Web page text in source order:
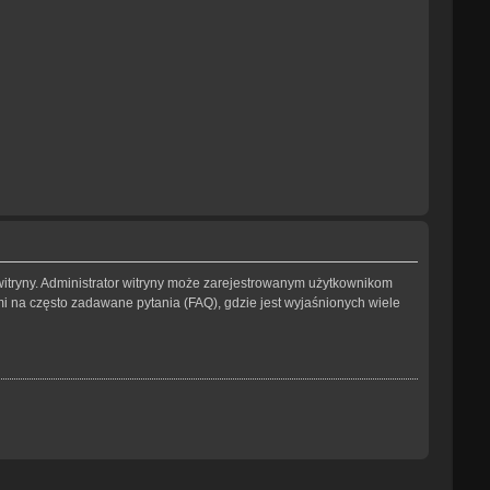
Administrator witryny może zarejestrowanym użytkownikom
często zadawane pytania (FAQ), gdzie jest wyjaśnionych wiele